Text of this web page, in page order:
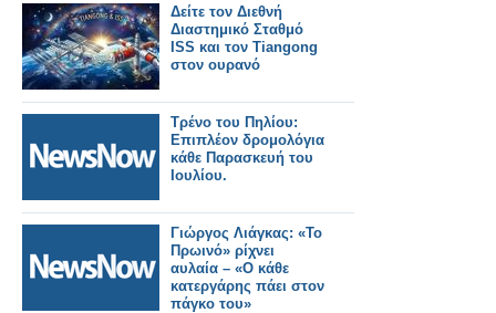
Δείτε τον Διεθνή
Διαστημικό Σταθμό
ISS και τον Tiangong
στον ουρανό
Τρένο του Πηλίου:
Επιπλέον δρομολόγια
κάθε Παρασκευή του
Ιουλίου.
Γιώργος Λιάγκας: «Το
Πρωινό» ρίχνει
αυλαία – «Ο κάθε
κατεργάρης πάει στον
πάγκο του»